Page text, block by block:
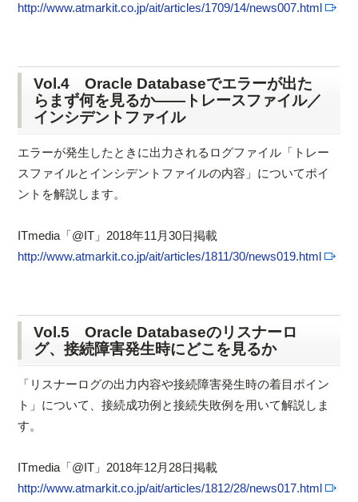
http://www.atmarkit.co.jp/ait/articles/1709/14/news007.html
Vol.4 Oracle Databaseでエラーが出た
らまず何を見るか――トレースファイル／
インシデントファイル
エラーが発生したときに出力されるログファイル「トレー
スファイルとインシデントファイルの内容」についてポイ
ントを解説します。
ITmedia「@IT」2018年11月30日掲載
http://www.atmarkit.co.jp/ait/articles/1811/30/news019.html
Vol.5 Oracle Databaseのリスナーロ
グ、接続障害発生時にどこを見るか
「リスナーログの出力内容や接続障害発生時の着目ポイン
ト」について、接続成功例と接続失敗例を用いて解説しま
す。
ITmedia「@IT」2018年12月28日掲載
http://www.atmarkit.co.jp/ait/articles/1812/28/news017.html